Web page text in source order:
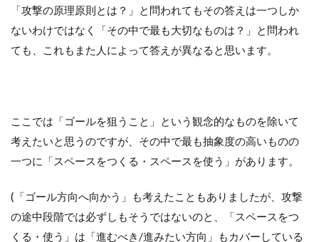
「攻撃の原理原則とは？」と問われてもその答えは一つしか
ないわけではなく「その中で最も大切なものは？」と問われ
ても、これもまた人によって答えが異なると思います。
ここでは「ゴールを狙うこと」という観念的なものを除いて
考えたいと思うのですが、その中で最も抽象度の高いものの
一つに「スペースをつくる・スペースを使う」があります。
(「ゴール方向へ向かう」も考えたこともありましたが、攻撃
の途中段階では必ずしもそうではないのと、「スペースをつ
くる・使う」は「進むべき/進みたい方向」もカバーしている